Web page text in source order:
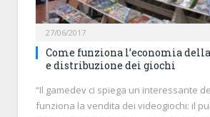
27/06/2017
Come funziona l’economia
e distribuzione dei giochi
“Il gamedev ci spiega un interessante
funziona la vendita dei videogiochi: il